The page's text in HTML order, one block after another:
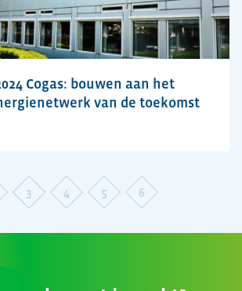
Cogas: bouwen aan het
van de toekomst
3 4 5 6